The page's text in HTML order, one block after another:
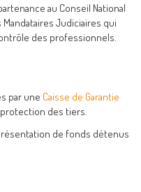
au Conseil National
Judiciaires qui
des professionnels.
par une Caisse de Garantie
des tiers.
de fonds détenus